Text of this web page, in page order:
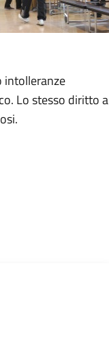
intolleranze
Lo stesso diritto a